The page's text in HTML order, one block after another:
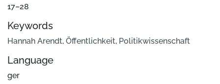
17–28
Keywords
Hannah Arendt, Öffentlichkeit, Politikwissenschaft
Language
ger